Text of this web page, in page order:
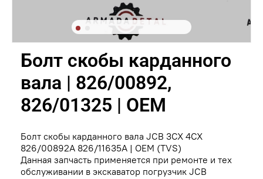
Болт скобы карданного
вала | 826/00892,
826/01325 | OEM
Болт скобы карданного вала JCB 3CX 4CX
826/00892A 826/11635A | ОЕМ (TVS)
Данная запчасть применяется при ремонте и тех
обслуживании в экскаватор погрузчик JCB